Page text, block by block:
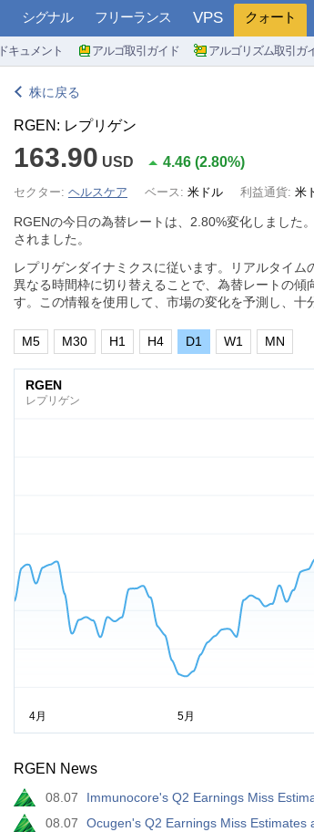
シグナル フリーランス VPS クォート
ドキュメント アルゴ取引ガイド アルゴリズム取引ガ
株に戻る
RGEN: レプリゲン
163.90 USD 4.46 (2.80%)
セクター: ヘルスケア ベース: 米ドル 利益通貨: 米
RGENの今日の為替レートは、 2.80%変化しました
されました。
レプリゲンダイナミクスに従います。リアルタイム
異なる時間枠に切り替えることで、為替レートの
す。この情報を使用して、市場の変化を予測し、十
M5 M30 H1 H4 D1 W1 MN
RGEN
レプリゲン
RGEN News
08.07
Immunocore's Q2 Earnings Miss
08.07
Ocugen's Q2 Earnings Miss Estimates